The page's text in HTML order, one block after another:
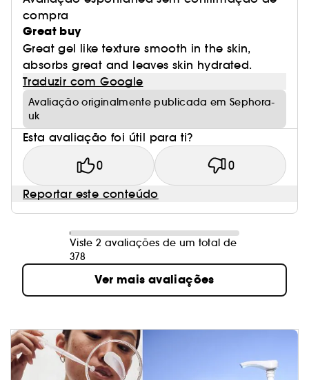
compra
Great buy
Great gel like texture smooth in the skin,
absorbs great and leaves skin hydrated.
Traduzir com Google
Avaliação originalmente publicada em Sephora-
uk
Esta avaliação foi útil para ti?
0 0
Reportar este conteúdo
Viste 2 avaliações de um total de
378
Ver mais avaliações